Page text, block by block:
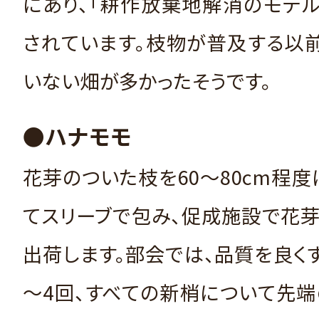
されています。枝物が普及する以
いない畑が多かったそうです。
●ハナモモ
花芽のついた枝を60～80cm程度
てスリーブで包み、促成施設で花
出荷します。部会では、品質を良
～4回、すべての新梢について先